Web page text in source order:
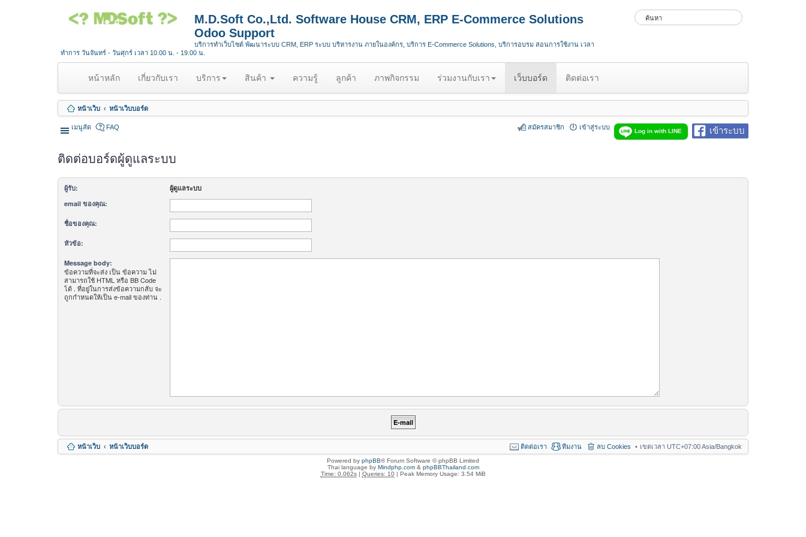
M.D.Soft Co.,Ltd. Software House CRM, ERP E-Commerce Solutions
Odoo Support
บริการทำเว็บไซต์ พัฒนาระบบ CRM, ERP ระบบ บริหารงาน ภายในองค์กร, บริการ E-Commerce Solutions, บริการอบรม สอนการใช้งาน เวลา
ทำการ วันจันทร์ - วันศุกร์ เวลา 10.00 น. - 19.00 น.
หน้าหลัก(
u
r
t
เกี่ยวกับเรา บริการ สินค้า ความรู้ ลูกค้า ภาพกิจกรรม ร่วมงานกับเรา เว็บบอร์ด ติดต่อเรา
หน้าเว็บ หน้าเว็บบอร์ด
เมนูลัด เข้าระบบ
Log in with LINE
FAQ เข้าสู่ระบบ
สมัครสมาชิก
ติดต่อบอร์ดผู้ดูแลระบบ
ผู้รับ:
ผู้ดูแลระบบ
email ของคุณ:
ชื่อของคุณ:
หัวข้อ:
Message body:
ข้อความที่จะส่ง เป็น ข้อความ ไม่
สามารถใช้ HTML หรือ BB Code
ได้ . ที่อยู่ในการส่งข้อความกลับ จะ
ถูกกำหนดให้เป็น e-mail ของท่าน .
หน้าเว็บ หน้าเว็บบอร์ด เขตเวลา UTC+07:00 Asia/Bangkok
ลบ Cookies
ทีมงาน
ติดต่อเรา
Powered by phpBB® Forum Software © phpBB Limited
Thai language by Mindphp.com& phpBBThailand.com
Time: 0.062s| Queries: 10| Peak Memory Usage: 3.54 MiB